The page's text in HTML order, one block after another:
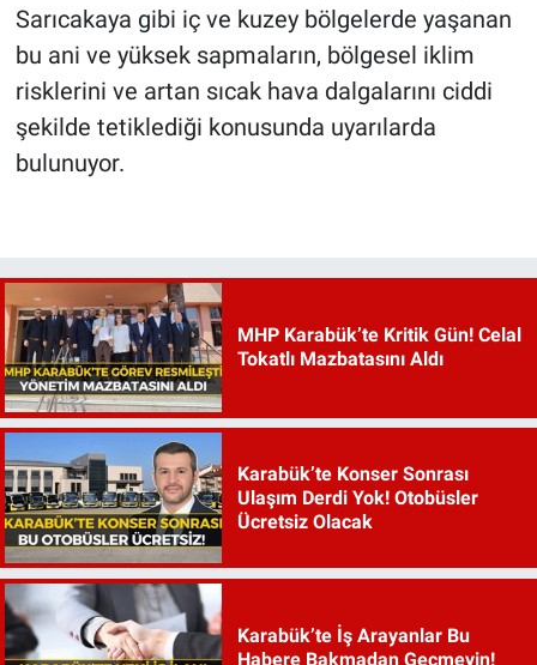
Sarıcakaya gibi iç ve kuzey bölgelerde yaşanan
bu ani ve yüksek sapmaların, bölgesel iklim
risklerini ve artan sıcak hava dalgalarını ciddi
şekilde tetiklediği konusunda uyarılarda
bulunuyor.
MHP Karabük’te Kritik Gün! Celal
Tokatlı Mazbatasını Aldı
Karabük’te Konser Sonrası
Ulaşım Derdi Yok! Otobüsler
Ücretsiz Olacak
Karabük’te İş Arayanlar Bu
Habere Bakmadan Geçmeyin!